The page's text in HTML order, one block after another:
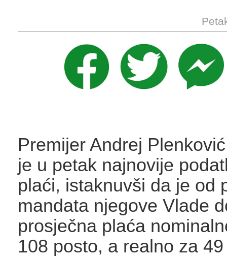
Premijer Andrej
je u petak najnovije
plaći, istaknuvši da je od
mandata njegove Vlade
prosječna plaća
108 posto, a realno za